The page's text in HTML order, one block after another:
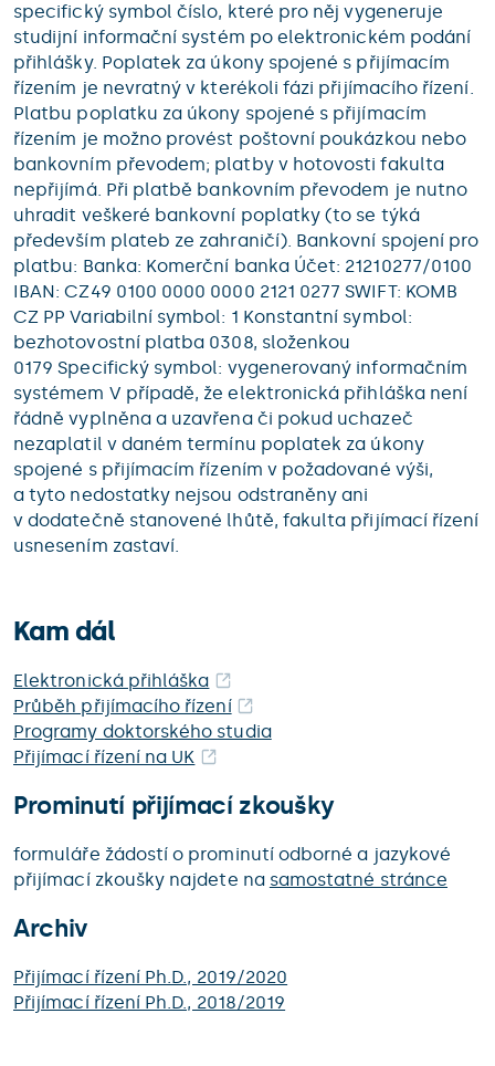
specifický symbol číslo, které pro něj vygeneruje
studijní informační systém po elektronickém podání
přihlášky. Poplatek za úkony spojené s přijímacím
řízením je nevratný v kterékoli fázi přijímacího řízení.
Platbu poplatku za úkony spojené s přijímacím
řízením je možno provést poštovní poukázkou nebo
bankovním převodem; platby v hotovosti fakulta
nepřijímá. Při platbě bankovním převodem je nutno
uhradit veškeré bankovní poplatky (to se týká
především plateb ze zahraničí). Bankovní spojení pro
platbu: Banka: Komerční banka Účet: 21210277/0100
IBAN: CZ49 0100 0000 0000 2121 0277 SWIFT: KOMB
CZ PP Variabilní symbol: 1 Konstantní symbol:
bezhotovostní platba 0308, složenkou
0179 Specifický symbol: vygenerovaný informačním
systémem V případě, že elektronická přihláška není
řádně vyplněna a uzavřena či pokud uchazeč
nezaplatil v daném termínu poplatek za úkony
spojené s přijímacím řízením v požadované výši,
a tyto nedostatky nejsou odstraněny ani
v dodatečně stanovené lhůtě, fakulta přijímací řízení
usnesením zastaví.
Kam dál
Elektronická přihláška
Průběh přijímacího řízení
Programy doktorského studia
Přijímací řízení na UK
Prominutí přijímací zkoušky
formuláře žádostí o prominutí odborné a jazykové
přijímací zkoušky najdete na samostatné stránce
Archiv
Přijímací řízení Ph.D., 2019/2020
Přijímací řízení Ph.D., 2018/2019